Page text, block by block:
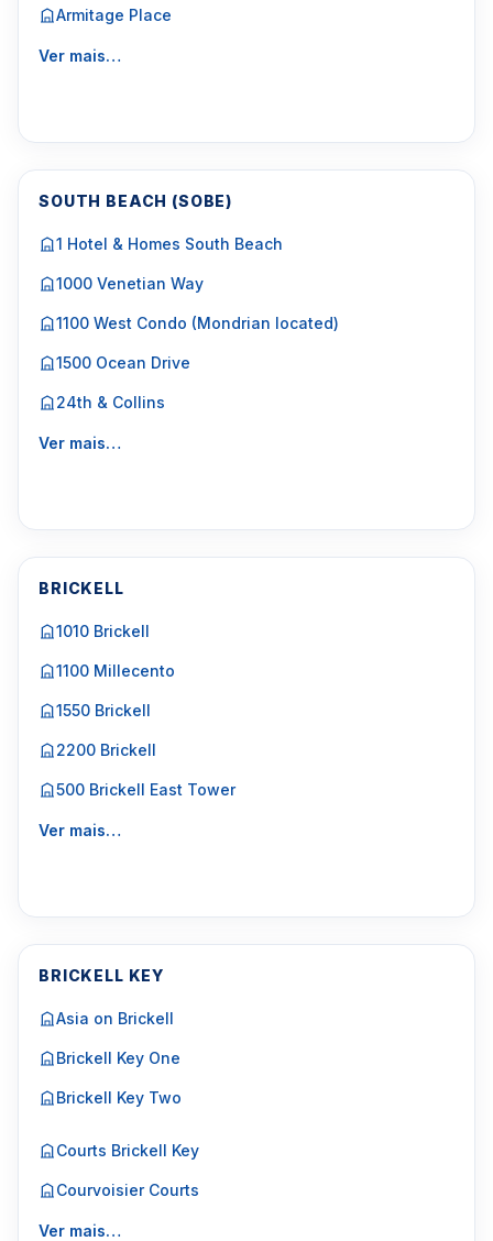
Armitage Place
Ver mais…
SOUTH BEACH (SOBE)
1 Hotel & Homes South Beach
1000 Venetian Way
1100 West Condo (Mondrian located)
1500 Ocean Drive
24th & Collins
Ver mais…
BRICKELL
1010 Brickell
1100 Millecento
1550 Brickell
2200 Brickell
500 Brickell East Tower
Ver mais…
BRICKELL KEY
Asia on Brickell
Brickell Key One
Brickell Key Two
Courts Brickell Key
Courvoisier Courts
Ver mais…